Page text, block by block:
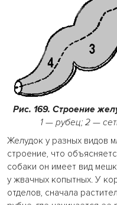
Рис. 169. Строение
1 — рубец; 2 —
Желудок у разных видов
строение, что
собаки он имеет вид
у жвачных копытных. У
отделов, сначала